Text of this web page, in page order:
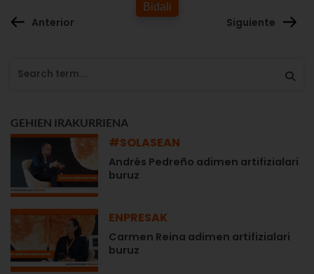
Bidali
Anterior Siguiente
GEHIEN IRAKURRIENA
#SOLASEAN
Andrés Pedreño adimen artifizialari
buruz
ENPRESAK
Carmen Reina adimen artifizialari
buruz